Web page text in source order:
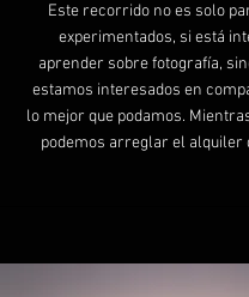
Este recorrido no es solo
experimentados, si está
aprender sobre fotografía,
estamos interesados en
lo mejor que podamos.
podemos arreglar el alquiler